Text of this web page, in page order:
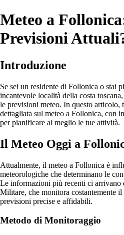
Meteo a
Previsioni
Introduzione
Se sei un residente di Follonica o stai
incantevole località della costa
le previsioni meteo. In questo articolo,
dettagliata sul meteo a Follonica, con
per pianificare al meglio le tue attività.
Il Meteo Oggi a
Attualmente, il meteo a Follonica è
meteorologiche che determinano le
Le informazioni più recenti ci arrivano
Militare, che monitora costantemente
previsioni precise e affidabili.
Metodo di Monitoraggio